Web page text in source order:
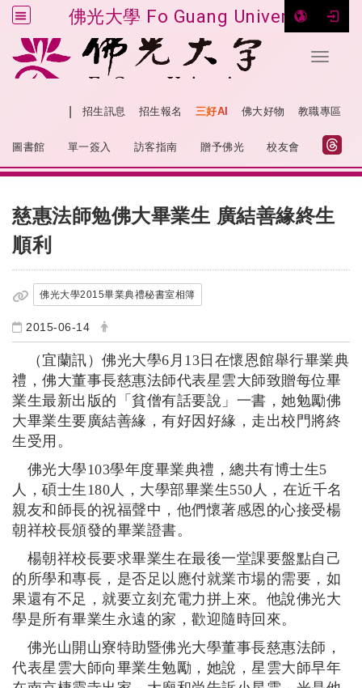
佛光大學 Fo Guang University
Toggle
跳到主要內容
招生訊息 招生報名 三好AI 佛大好物 教職專區
圖書館 單一簽入 訪客指南 贈予佛光 校友會
慈惠法師勉佛大畢業生 廣結善緣終生
順利
佛光大學2015畢業典禮秘書室相簿
2015-06-14
（宜蘭訊）佛光大學6 月 13日在懷恩館舉行畢業典
禮，佛大董事長慈惠法師代表星雲大師致贈每位畢
業生最新出版的 「貧僧有話要說」一書，她勉勵佛
大畢業生要廣結善緣，有好因好緣，走出校門將終
生受用。
佛光大學103學年度畢業典禮，總共有博士生5
人，碩士生 180 人，大學部畢業生550 人，在近千名
親友和師長的祝福聲中，他們懷著感恩的心接受楊
朝祥校長頒發的畢業證書。
楊朝祥校長要求畢業生在最後一堂課要盤點自己
的所學和專長，是否足以應付就業市場的需要，如
果還有不足，就要立刻充電力拼上來。他說佛光大
學是所有畢業生永遠的家，歡迎隨時回來。
佛光山開山寮特助暨佛光大學董事長慈惠法師，
代表星雲大師向畢業生勉勵，她說，星雲大師早年